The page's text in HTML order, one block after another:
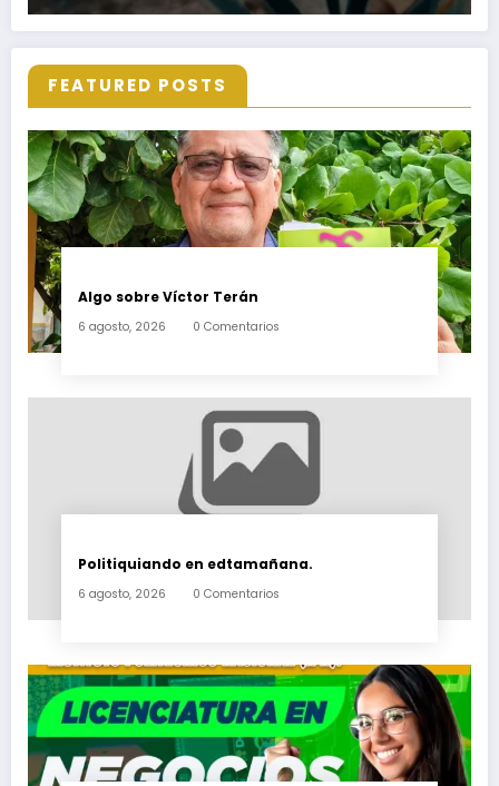
FEATURED POSTS
Algo sobre Víctor Terán
6 agosto, 2026 0 Comentarios
Politiquiando en edtamañana.
6 agosto, 2026 0 Comentarios